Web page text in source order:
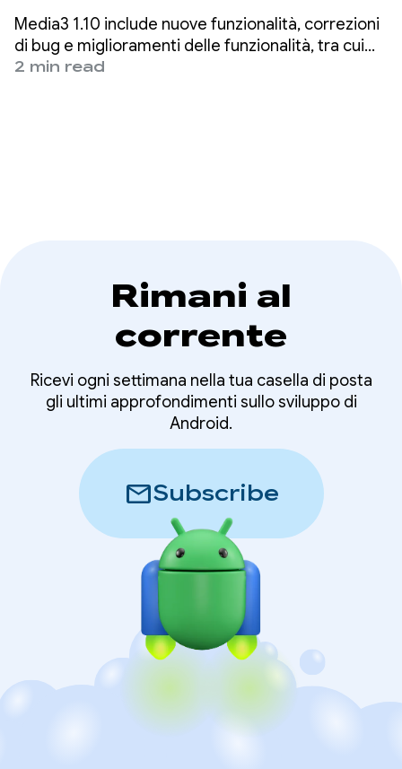
Media3 1.10 include nuove funzionalità, correzioni
di bug e miglioramenti delle funzionalità, tra cui
widget di riproduzione basati su Material3,
2 min read
Rimani al
corrente
Ricevi ogni settimana nella tua casella di posta
gli ultimi approfondimenti sullo sviluppo di
Android.
mailSubscribe